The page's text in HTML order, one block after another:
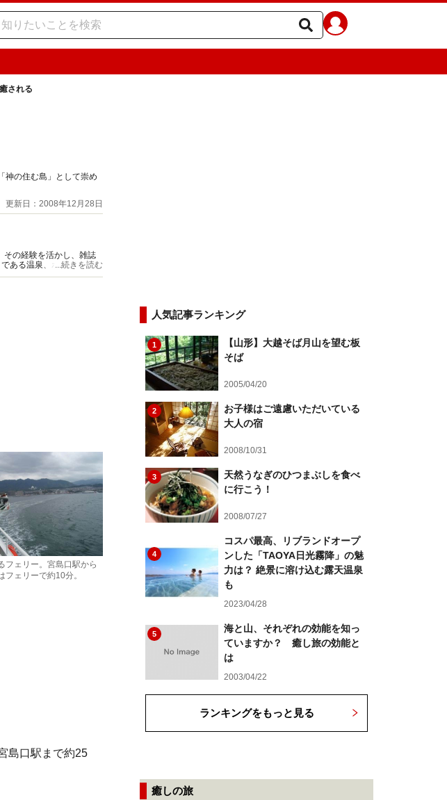
される
神の住む島」として崇め
更新日：2008年12月28日
その経験を活かし、雑誌
ある温泉、ホテル、グル
...続きを読む
フェリー。宮島口駅から
フェリーで約10分。
島口駅まで約25
人気記事ランキング
1
【山形】大越そば月山を望む板
そば
2005/04/20
2
お子様はご遠慮いただいている
大人の宿
2008/10/31
3
天然うなぎのひつまぶしを食べ
に行こう！
2008/07/27
4
コスパ最高、リブランドオープ
ンした「TAOYA日光霧降」の魅
力は？ 絶景に溶け込む露天温泉
も
2023/04/28
5
海と山、それぞれの効能を知っ
ていますか？ 癒し旅の効能と
は
2003/04/22
ランキングをもっと見る
癒しの旅